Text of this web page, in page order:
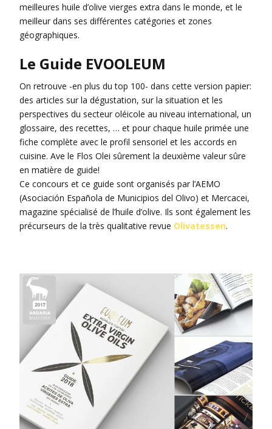
meilleures huile d’olive vierges extra dans le monde, et le
meilleur dans ses différentes catégories et zones
géographiques.
Le Guide EVOOLEUM
On retrouve -en plus du top 100- dans cette version papier:
des articles sur la dégustation, sur la situation et les
perspectives du secteur oléicole au niveau international, un
glossaire, des recettes, … et pour chaque huile primée une
fiche complète avec le profil sensoriel et les accords en
cuisine. Ave le Flos Olei sûrement la deuxième valeur sûre
en matière de guide!
Ce concours et ce guide sont organisés par l’AEMO
(Asociación Española de Municipios del Olivo) et Mercacei,
magazine spécialisé de l’huile d’olive. Ils sont également les
précurseurs de la très qualitative revue Olivatessen.